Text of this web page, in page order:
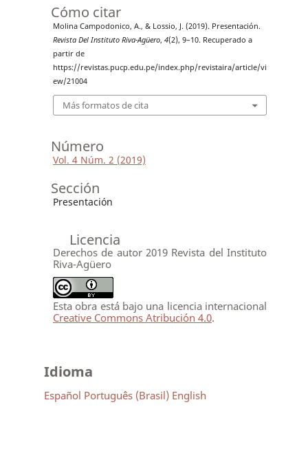
Cómo citar
Molina Campodonico, A., & Lossio, J. (2019). Presentación.
Revista Del Instituto Riva-Agüero, 4(2), 9–10. Recuperado a
partir de
https://revistas.pucp.edu.pe/index.php/revistaira/article/vi
ew/21004
Más formatos de cita
Número
Vol. 4 Núm. 2 (2019)
Sección
Presentación
Licencia
Derechos de autor 2019 Revista del Instituto
Riva-Agüero
Esta obra está bajo una licencia internacional
Creative Commons Atribución 4.0.
Idioma
Español Português (Brasil) English